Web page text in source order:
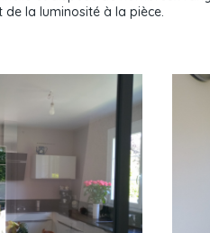
la luminosité à la pièce.